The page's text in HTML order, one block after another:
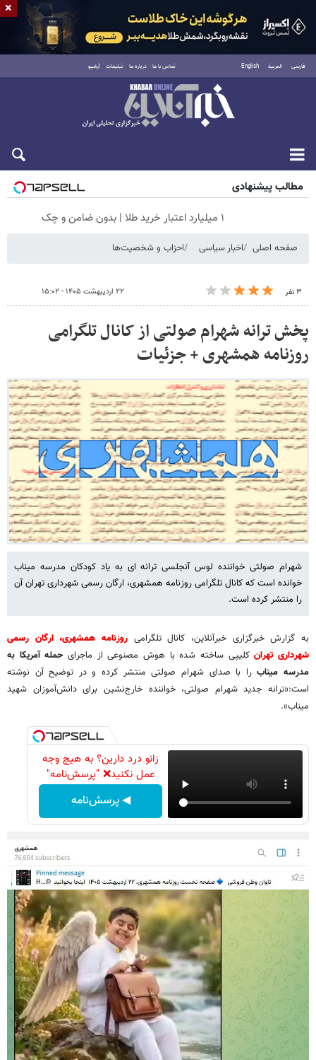
فارسی العربية English تماس با ما درباره ما تبلیغات آرشیو
پنجشنبه ۱۵ مرداد ۱۴۰۵
مطالب پیشنهادی
۱ میلیارد اعتبار خرید طلا | بدون ضامن و چک
صفحه اصلی اخبار سیاسی احزاب و شخصیت‌ها
۳ نفر ۲۲ اردیبهشت ۱۴۰۵ - ۱۵:۰۲
پخش ترانه شهرام صولتی از کانال تلگرامی
روزنامه همشهری + جزئیات
شهرام صولتی خواننده لوس آنجلسی ترانه ای به یاد کودکان مدرسه میناب
خوانده است که کانال تلگرامی روزنامه همشهری، ارگان رسمی شهرداری تهران آن
را منتشر کرده است.
به گزارش خبرگزاری خبرآنلاین، کانال تلگرامی روزنامه همشهری، ارگان رسمی
شهرداری تهرانکلیپی ساخته شده با هوش مصنوعی از ماجرایحمله آمریکا به
مدرسه مینابرا با صدای شهرام صولتی منتشر کرده و در توضیح آن نوشته
است:«ترانه جدید شهرام صولتی، خواننده خارج‌نشین برای دانش‌آموزان شهید
میناب».
زانو درد دارین؟ به هیچ وجه
عمل نکنید❌ "پرسش‌نامه"
◀ پرسش‌نامه
×